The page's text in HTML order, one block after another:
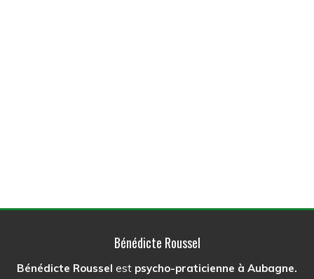
Bénédicte Roussel
Bénédicte Roussel est psycho-praticienne à Aubagne.